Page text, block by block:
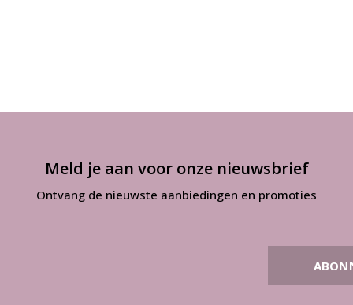
Meld je aan voor onze nieuwsbrief
Ontvang de nieuwste aanbiedingen en promoties